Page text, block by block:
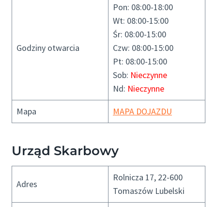
Godziny otwarcia
Pon: 08:00-18:00
Wt: 08:00-15:00
Śr: 08:00-15:00
Czw: 08:00-15:00
Pt: 08:00-15:00
Sob: Nieczynne
Nd: Nieczynne
Mapa MAPA DOJAZDU
Urząd Skarbowy
Adres
Rolnicza 17, 22-600
Tomaszów Lubelski